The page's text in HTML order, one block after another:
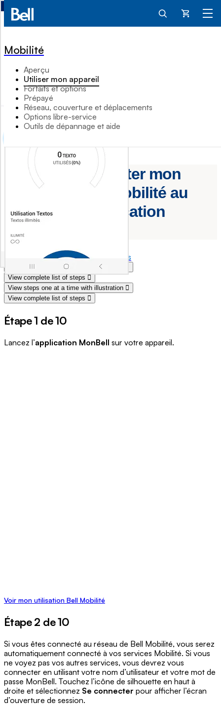
Panier
Mobilité
Aperçu
Utiliser mon appareil
Forfaits et options
Prépayé
Réseau, couverture et déplacements
Options libre-service
Outils de dépannage et aide
Comment consulter mon
utilisation Bell Mobilité au
moyen de l'application
MonBell
Soutien Facturation et comptes
View steps one at a time with illustration
View complete list of steps
View steps one at a time with illustration
View complete list of steps
Étape 1 de 10
Lancez l’application MonBell sur votre appareil.
Voir mon utilisation Bell Mobilité
Étape 2 de 10
Si vous êtes connecté au réseau de Bell Mobilité, vous serez
automatiquement connecté à vos services Mobilité. Si vous
ne voyez pas vos autres services, vous devrez vous
connecter en utilisant votre nom d’utilisateur et votre mot de
passe MonBell. Touchez l’icône de silhouette en haut à
droite et sélectionnez Se connecter pour afficher l’écran
d’ouverture de session.